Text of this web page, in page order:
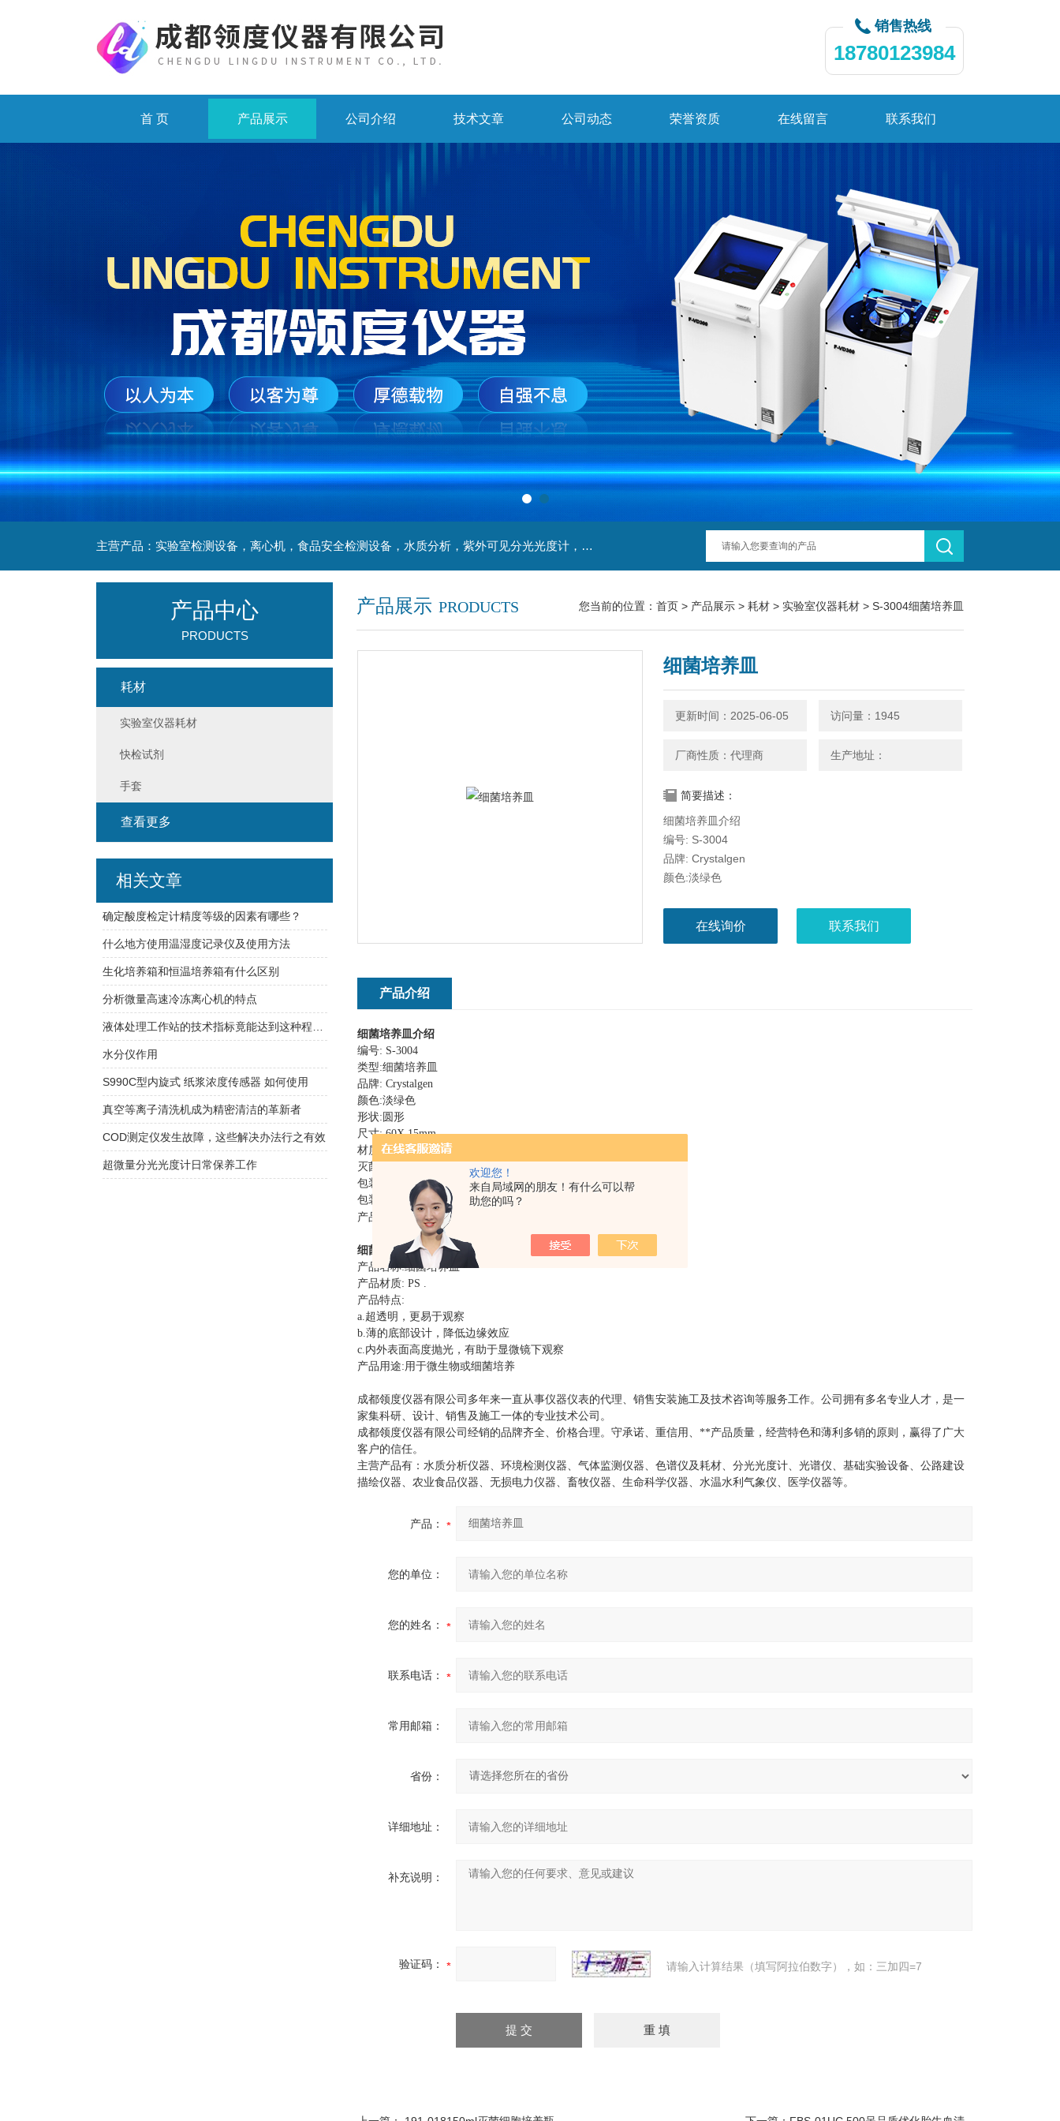
欢迎您！
来自局域网的朋友！有什么可以帮
助您的吗？
销售热线
18780123984
首 页 产品展示 公司介绍 技术文章 公司动态 荣誉资质 在线留言 联系我们
主营产品：实验室检测设备，离心机，食品安全检测设备，水质分析，紫外可见分光光度计，液氮罐，万分之一天平，离心机生物实验室工程，移液器
产品展示 PRODUCTS 您当前的位置： 首页 > 产品展示 > 耗材 > 实验室仪器耗材 > S-3004细菌培养皿
细菌培养皿
更新时间：2025-06-05 访问量：1945
厂商性质：代理商 生产地址：
简要描述：
细菌培养皿介绍
编号: S-3004
品牌: Crystalgen
颜色:淡绿色
材质: PS
在线询价 联系我们
产品介绍
细菌培养皿介绍
编号: S-3004
类型:细菌培养皿
品牌: Crystalgen
颜色:淡绿色
形状: 圆形
尺寸: 60X 15mm
材质
: PS
灭菌情况
包装类型
袋装
包装数里
: 20支/包， 包/箱
产品描述
产品原料来自植物淀粉，
细菌培养皿说明
产品名称:细菌培养皿
产品材质: PS .
产品特点:
a.超透明，更易于观察
b.薄的底部设计，降低边缘效应
c.内外表面高度抛光，有助于显微镜下观察
产品用途:用于微生物或细菌培养
成都领度仪器有限公司多年来一直从事仪器仪表的代理、销售安装施工及技术咨询等服务工作。公司拥有多名专业人才，是一
家集科研、设计、销售及施工一体的专业技术公司。
成都领度仪器有限公司经销的品牌齐全、价格合理。守承诺、重信用、 **产品质量，经营特色和薄利多销的原则，赢得了广大
客户的信任。
主营产品有：水质分析仪器、环境检测仪器、气体监测仪器、色谱仪及耗材、分光光度计、光谱仪、基础实验设备、公路建设
描绘仪器、农业食品仪器、无损电力仪器、畜牧仪器、生命科学仪器、水温水利气象仪、医学仪器等。
产品：
您的单位：
您的姓名：
联系电话：
常用邮箱：
省份：
详细地址：
补充说明：
验证码： 请输入计算结果（填写阿拉伯数字），如：三加四=7
产品中心
PRODUCTS
耗材
实验室仪器耗材
快检试剂
手套
查看更多
相关文章
确定酸度检定计精度等级的因素有哪些？
什么地方使用温湿度记录仪及使用方法
生化培养箱和恒温培养箱有什么区别
分析微量高速冷冻离心机的特点
水分仪作用
S990C型内旋式 纸浆浓度传感器 如何使用
真空等离子清洗机成为精密清洁的革新者
COD测定仪发生故障，这些解决办法行之有效
超微量分光光度计日常保养工作